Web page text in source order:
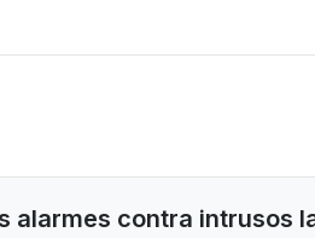
alarmes contra intrusos